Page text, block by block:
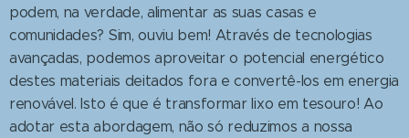
podem, na verdade, alimentar as suas casas e
comunidades? Sim, ouviu bem! Através de tecnologias
avançadas, podemos aproveitar o potencial energético
destes materiais deitados fora e convertê-los em energia
renovável. Isto é que é transformar lixo em tesouro! Ao
adotar esta abordagem, não só reduzimos a nossa